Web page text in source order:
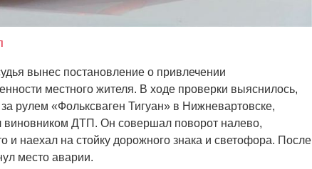
вынес постановление о привлечении
местного жителя. В ходе проверки выяснилось,
рулем «Фольксваген Тигуан» в Нижневартовске,
ДТП. Он совершал поворот налево,
и наехал на стойку дорожного знака и светофора. После
место аварии.